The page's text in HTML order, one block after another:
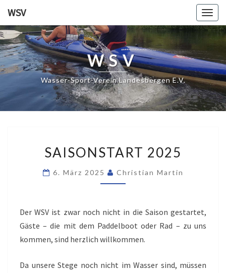
WSV
WSV
Wasser-Sport-Verein Landesbergen E.V.
2025
SAISONSTART 2025
6. März 2025 Christian Martin
Der WSV ist zwar noch nicht in die Saison gestartet,
Gäste – die mit dem Paddelboot oder Rad – zu uns
kommen, sind herzlich willkommen.
Da unsere Stege noch nicht im Wasser sind, müssen